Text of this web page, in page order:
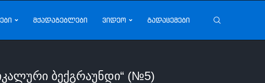
მქადაგებლები ვიდეო გადაცემები
ბექგრაუნდი“ (№5)